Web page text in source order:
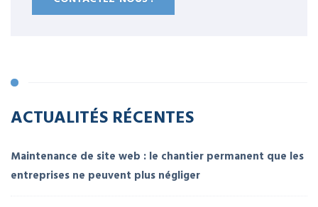
ACTUALITÉS RÉCENTES
Maintenance de site web : le chantier permanent que les
entreprises ne peuvent plus négliger